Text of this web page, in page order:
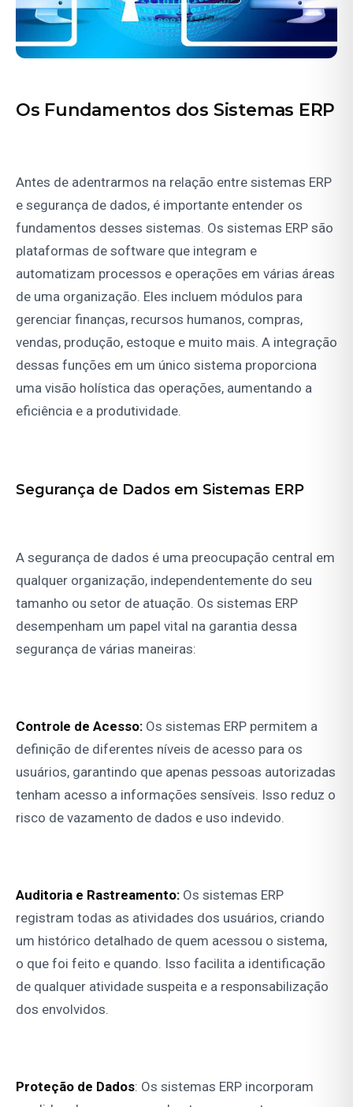
Os Fundamentos dos Sistemas ERP
Antes de adentrarmos na relação entre sistemas ERP
e segurança de dados, é importante entender os
fundamentos desses sistemas. Os sistemas ERP são
plataformas de software que integram e
automatizam processos e operações em várias áreas
de uma organização. Eles incluem módulos para
gerenciar finanças, recursos humanos, compras,
vendas, produção, estoque e muito mais. A integração
dessas funções em um único sistema proporciona
uma visão holística das operações, aumentando a
eficiência e a produtividade.
Segurança de Dados em Sistemas ERP
A segurança de dados é uma preocupação central em
qualquer organização, independentemente do seu
tamanho ou setor de atuação. Os sistemas ERP
desempenham um papel vital na garantia dessa
segurança de várias maneiras:
Controle de Acesso: Os sistemas ERP permitem a
definição de diferentes níveis de acesso para os
usuários, garantindo que apenas pessoas autorizadas
tenham acesso a informações sensíveis. Isso reduz o
risco de vazamento de dados e uso indevido.
Auditoria e Rastreamento: Os sistemas ERP
registram todas as atividades dos usuários, criando
um histórico detalhado de quem acessou o sistema,
o que foi feito e quando. Isso facilita a identificação
de qualquer atividade suspeita e a responsabilização
dos envolvidos.
Proteção de Dados: Os sistemas ERP incorporam